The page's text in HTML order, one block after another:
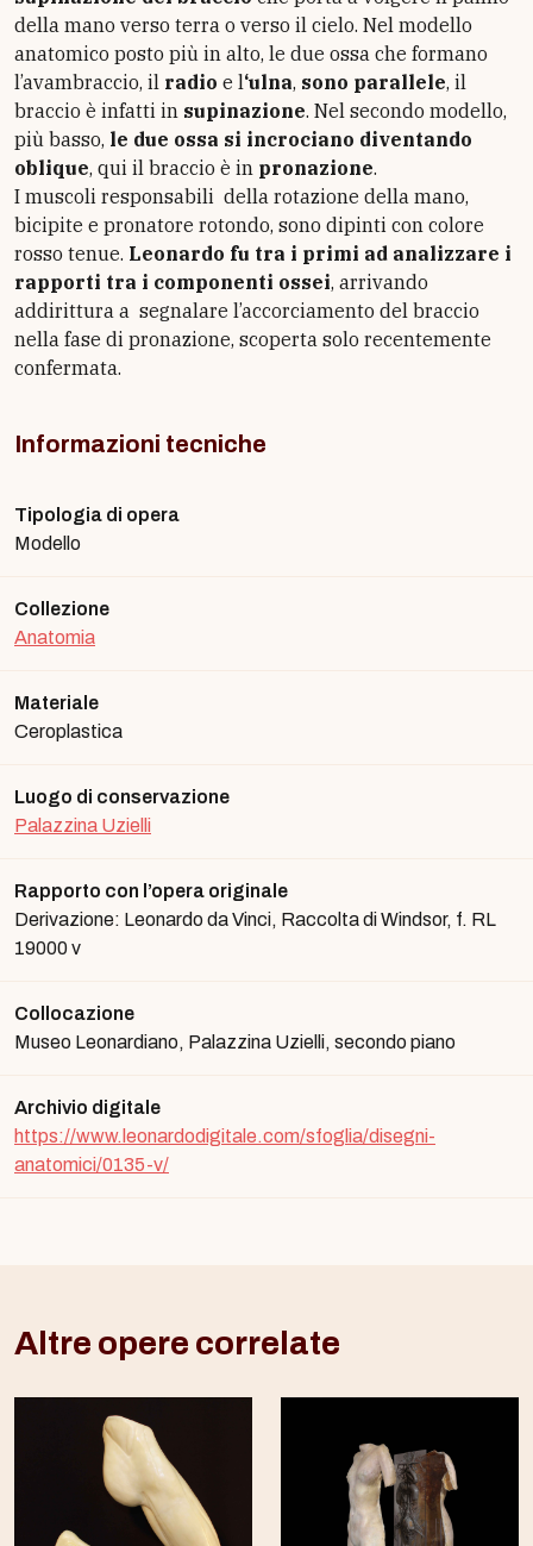
della mano verso terra o verso il cielo. Nel modello
anatomico posto più in alto, le due ossa che formano
l’avambraccio, il radio e l‘ulna, sono parallele, il
braccio è infatti in supinazione. Nel secondo modello,
più basso, le due ossa si incrociano diventando
oblique, qui il braccio è in pronazione.
I muscoli responsabili della rotazione della mano,
bicipite e pronatore rotondo, sono dipinti con colore
rosso tenue. Leonardo fu tra i primi ad analizzare i
rapporti tra i componenti ossei, arrivando
addirittura a segnalare l’accorciamento del braccio
nella fase di pronazione, scoperta solo recentemente
confermata.
Informazioni tecniche
Tipologia di opera
Modello
Collezione
Anatomia
Materiale
Ceroplastica
Luogo di conservazione
Palazzina Uzielli
Rapporto con l’opera originale
Derivazione: Leonardo da Vinci, Raccolta di Windsor, f. RL
19000 v
Collocazione
Museo Leonardiano, Palazzina Uzielli, secondo piano
Archivio digitale
https://www.leonardodigitale.com/sfoglia/disegni-
anatomici/0135-v/
Altre opere correlate